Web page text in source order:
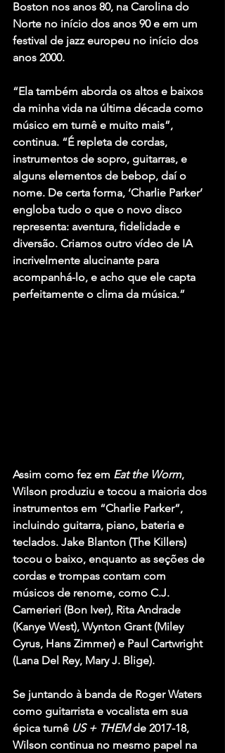
Boston nos anos 80, na Carolina do
Norte no início dos anos 90 e em um
festival de jazz europeu no início dos
anos 2000.
“Ela também aborda os altos e baixos
da minha vida na última década como
músico em turnê e muito mais”,
continua. “É repleta de cordas,
instrumentos de sopro, guitarras, e
alguns elementos de bebop, daí o
nome. De certa forma, ‘Charlie Parker’
engloba tudo o que o novo disco
representa: aventura, fidelidade e
diversão. Criamos outro vídeo de IA
incrivelmente alucinante para
acompanhá-lo, e acho que ele capta
perfeitamente o clima da música.”
Assim como fez em Eat the Worm,
Wilson produziu e tocou a maioria dos
instrumentos em “Charlie Parker”,
incluindo guitarra, piano, bateria e
teclados. Jake Blanton (The Killers)
tocou o baixo, enquanto as seções de
cordas e trompas contam com
músicos de renome, como C.J.
Camerieri (Bon Iver), Rita Andrade
(Kanye West), Wynton Grant (Miley
Cyrus, Hans Zimmer) e Paul Cartwright
(Lana Del Rey, Mary J. Blige).
Se juntando à banda de Roger Waters
como guitarrista e vocalista em sua
épica turnê US + THEM de 2017-18,
Wilson continua no mesmo papel na